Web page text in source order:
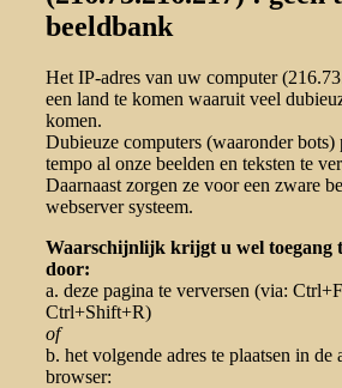
beeldbank
Het IP-adres van uw computer
een land te komen waaruit veel
komen.
Dubieuze computers (waaronder bots)
tempo al onze beelden en teksten te
Daarnaast zorgen ze voor een zware
webserver systeem.
Waarschijnlijk krijgt u wel toegang
door:
a. deze pagina te verversen (via:
Ctrl+Shift+R)
of
b. het volgende adres te plaatsen in de
browser: